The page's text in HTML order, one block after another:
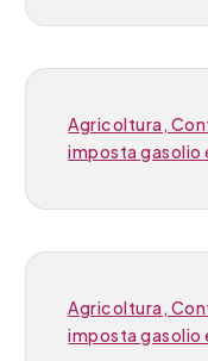
Agricoltura,
imposta gasolio
Agricoltura,
imposta gasolio